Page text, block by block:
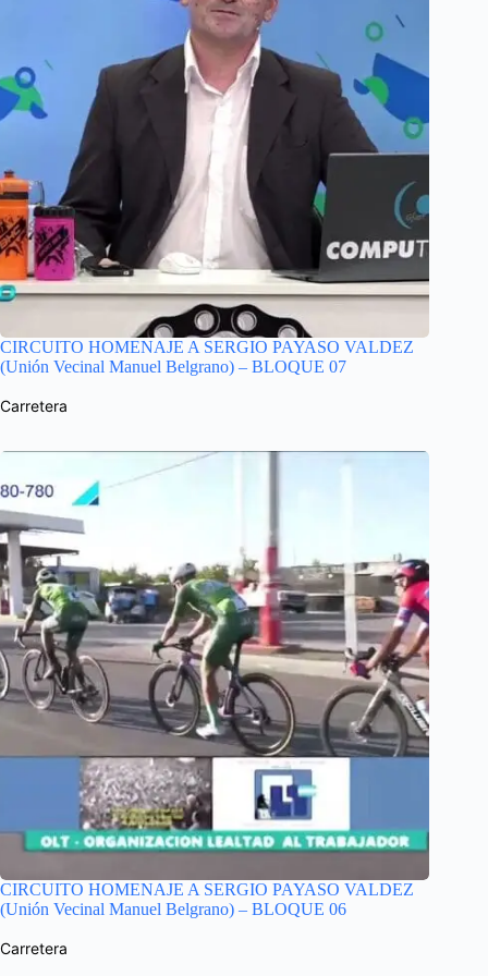
CIRCUITO HOMENAJE A SERGIO PAYASO VALDEZ
(Unión Vecinal Manuel Belgrano) – BLOQUE 07
Carretera
CIRCUITO HOMENAJE A SERGIO PAYASO VALDEZ
(Unión Vecinal Manuel Belgrano) – BLOQUE 06
Carretera